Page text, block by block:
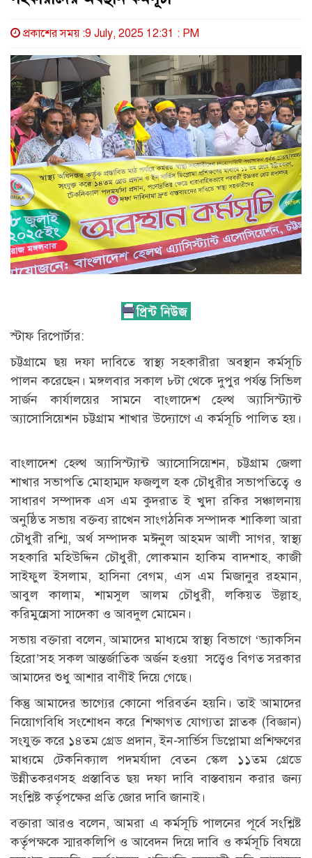
প্রকাশের সময় :9 July, 2025 12:31 : PM
স্টাফ রিপোর্টার:
চট্টগ্রামে ছয় দফা দাবিতে স্বাস্থ্য সহকারীরা অবস্থান কর্মসূচি
পালন করেছেন। মঙ্গলবার সকাল ৮টা থেকে দুপুর পর্যন্ত সিভিল
সার্জন কার্যালয়ের সামনে বাংলাদেশ হেল্থ অ্যাসিস্ট্যান্ট
অ্যাসোসিয়েশন চট্টগ্রাম শাখার উদ্যোগে এ কর্মসূচি পালিত হয়।
বাংলাদেশ হেল্থ অ্যাসিস্ট্যান্ট অ্যাসোসিয়েশন, চট্টগ্রাম জেলা
শাখার সভাপতি মোহাম্মদ ফজলুল হক চৌধুরীর সভাপতিত্বে ও
সাধারণ সম্পাদক এস এম কুদরাত ই খুদা রকির সঞ্চালনায়
অনুষ্ঠিত সভায় বক্তব্য রাখেন সাংগঠনিক সম্পাদক শাকিলা আরা
চৌধুরী রশ্মি, অর্থ সম্পাদক মঈনুল আহমদ আলী সাগর, স্বাস্থ্য
সহকারি মহিউদ্দিন চৌধুরী, লোকমান হাকিম বাদশাহ, কাজী
সাইফুল ইসলাম, হাসিনা বেগম, এস এম মিজানুর রহমান,
আবুল কালাম, শামসুল আলম চৌধুরী, লকিয়ত উল্লাহ,
করিমুন্নেসা সাদেকা ও আবদুল মোমেন।
সভায় বক্তারা বলেন, আমাদের মাধ্যমে স্বাস্থ্য বিভাগে ‘ভ্যাকসিন
হিরো’সহ সকল আন্তর্জাতিক অর্জন হওয়া সত্ত্বেও বিগত সরকার
আমাদের শুধু আশার বাণীই দিয়ে গেছে।
কিন্তু আমাদের ভাগ্যের কোনো পরিবর্তন হয়নি। তাই আমাদের
নিয়োগবিধি সংশোধন করে শিক্ষাগত যোগ্যতা স্নাতক (বিজ্ঞান)
সংযুক্ত করে ১৪তম গ্রেড প্রদান, ইন-সার্ভিস ডিপ্লোমা প্রশিক্ষণের
মাধ্যমে টেকনিক্যাল পদমর্যাদা বেতন স্কেল ১১তম গ্রেডে
উন্নীতকরণসহ প্রস্তাবিত ছয় দফা দাবি বাস্তবায়ন করার জন্য
সংশ্লিষ্ট কর্তৃপক্ষের প্রতি জোর দাবি জানাই।
বক্তারা আরও বলেন, আমরা এ কর্মসূচি পালনের পূর্বে সংশ্লিষ্ট
কর্তৃপক্ষকে স্মারকলিপি ও আবেদন দিয়ে দাবি ও কর্মসূচি বিষয়ে